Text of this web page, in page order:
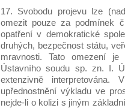
17. Svobodu projevu lze
omezit pouze za podmínek
opatření v demokratické
druhých, bezpečnost státu,
mravnosti. Tato omezení
Ústavního soudu sp. zn. I.
extenzivně
upřednostnění výkladu ve
nejde-li o kolizi s jiným